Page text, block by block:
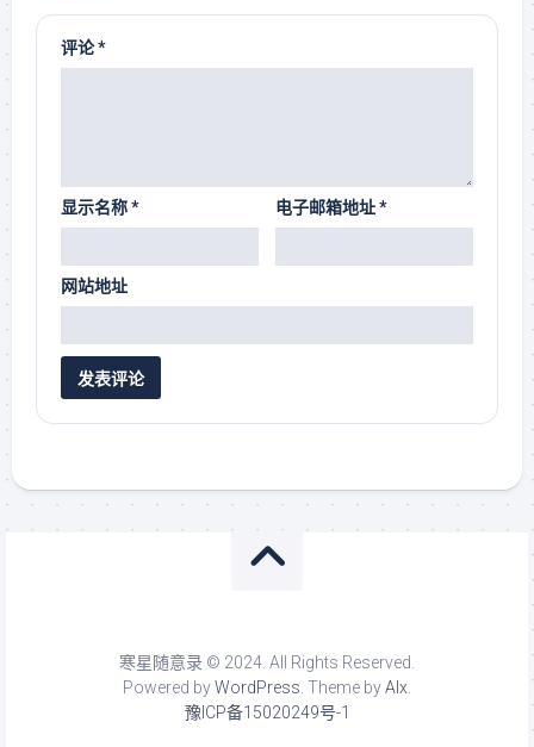
评论*
显示名称* 电子邮箱地址*
网站地址
寒星随意录 © 2024. All Rights Reserved.
Powered byWordPress. Theme byAlx.
豫ICP备15020249号-1